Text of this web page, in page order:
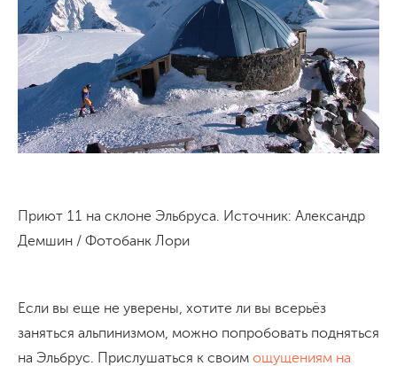
Приют 11 на склоне Эльбруса. Источник: Александр
Демшин / Фотобанк Лори
Если вы еще не уверены, хотите ли вы всерьёз
заняться альпинизмом, можно попробовать подняться
на Эльбрус. Прислушаться к своим ощущениям на